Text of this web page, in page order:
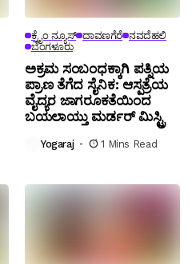
ಕ್ರೈಂ ನ್ಯೂಸ್ ದಾವಣಗೆರೆ ನವದೆಹಲಿ
ಬೆಂಗಳೂರು
ಅಕ್ರಮ ಸಂಬಂಧಕ್ಕಾಗಿ ಪತ್ನಿಯ
ಪ್ರಾಣ ತೆಗೆದ ಸೈನಿಕ: ಆಸ್ಪತ್ರೆಯ
ವೈದ್ಯರ ಜಾಗರೂಕತೆಯಿಂದ
ಬಯಲಾಯ್ತು ಮರ್ಡರ್ ಮಿಸ್ಟ್ರಿ
Yogaraj 1 Mins Read